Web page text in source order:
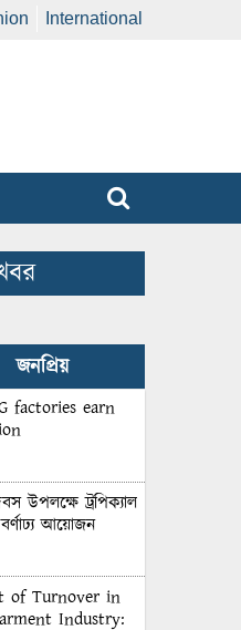
International
জনপ্রিয়
factories earn
উপলক্ষে ট্রপিক্যাল
আয়োজন
of Turnover in
Industry: